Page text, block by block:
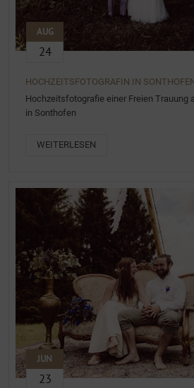
AUG
24
HOCHZEITSFOTOGRAFIN IN
Hochzeitsfotografie einer Freien Trauung
in Sonthofen
WEITERLESEN
JUN
23